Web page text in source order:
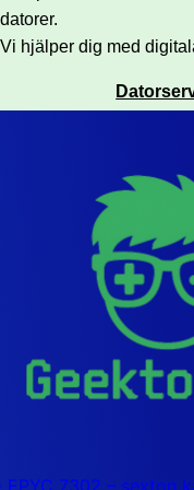
datorer.
Vi hjälper dig med
EPYC 7302 – sexton